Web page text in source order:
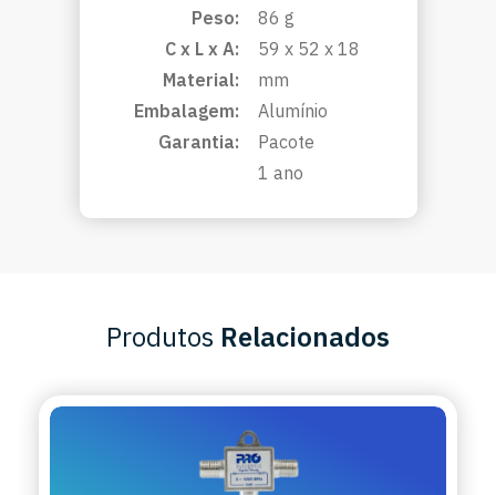
Peso:
C x L x A:
Material:
Embalagem:
Garantia:
86 g
59 x 52 x 18
mm
Alumínio
Pacote
1 ano
Produtos Relacionados